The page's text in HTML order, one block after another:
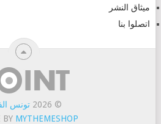
ميثاق النشر
اتصلوا بنا
© 2026 تونس
BY MYTHEMESHOP